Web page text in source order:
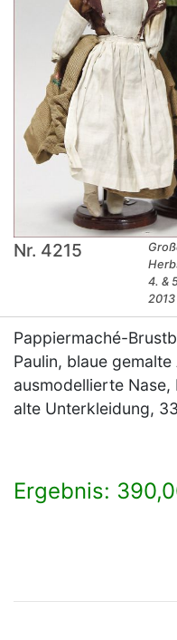
Nr. 4215
4. &
2013
Pappiermaché-
Paulin, blaue
ausmodellierte
alte Unterkleidung,
Ergebnis: